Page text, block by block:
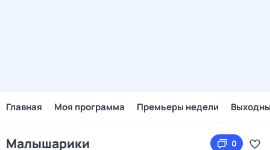
Главная Моя программа Премьеры недели
Малышарики 0